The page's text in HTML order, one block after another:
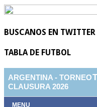
BUSCANOS EN TWITTER
TABLA DE FUTBOL